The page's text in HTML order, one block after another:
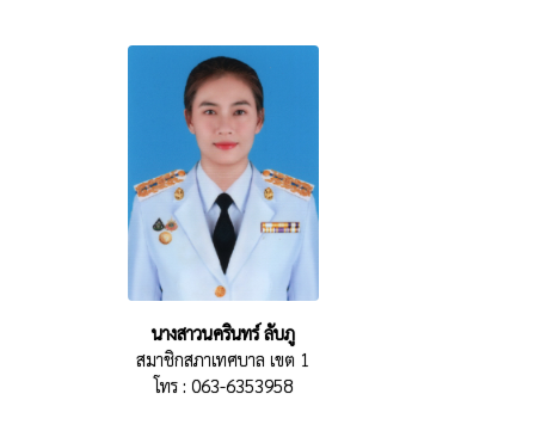
นางสาวนครินทร์ ลับภู
สมาชิกสภาเทศบาล เขต 1
โทร : 063-6353958